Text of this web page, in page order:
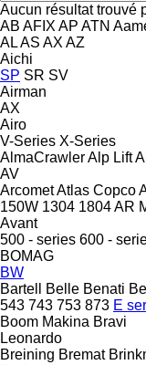
Aucun résultat trouvé
AB AFIX AP ATN
ALAS AX AZ
Aichi
SP SR SV
Airman
AX
Airo
V-Series X-Series
AlmaCrawlerAlp Lift
AV
ArcometAtlas Copco
150W 1304 1804AR
Avant
500 - series 600 -
BOMAG
BW
Bartell
Belle Benati
543 743 753 873 E
Boom Makina Bravi
Leonardo
Breining Bremat